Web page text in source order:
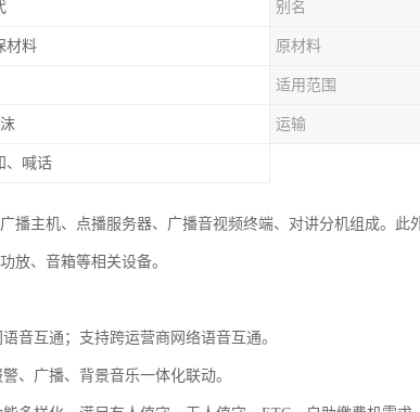
别名
材料 原材料
适用范围
运输
、喊话
播主机、点播服务器、广播音视频终端、对讲分机组成。此
放、音箱等相关设备。
音互通；支持跨运营商网络语音互通。
、广播、背景音乐一体化联动。